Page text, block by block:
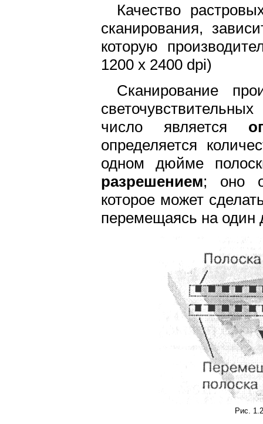
Качество
сканирования,
которую
1200 х 2400 dpi)
Сканирование
число является
определяется
одном дюйме
разрешением; оно
которое может
перемещаясь на один
Рис.